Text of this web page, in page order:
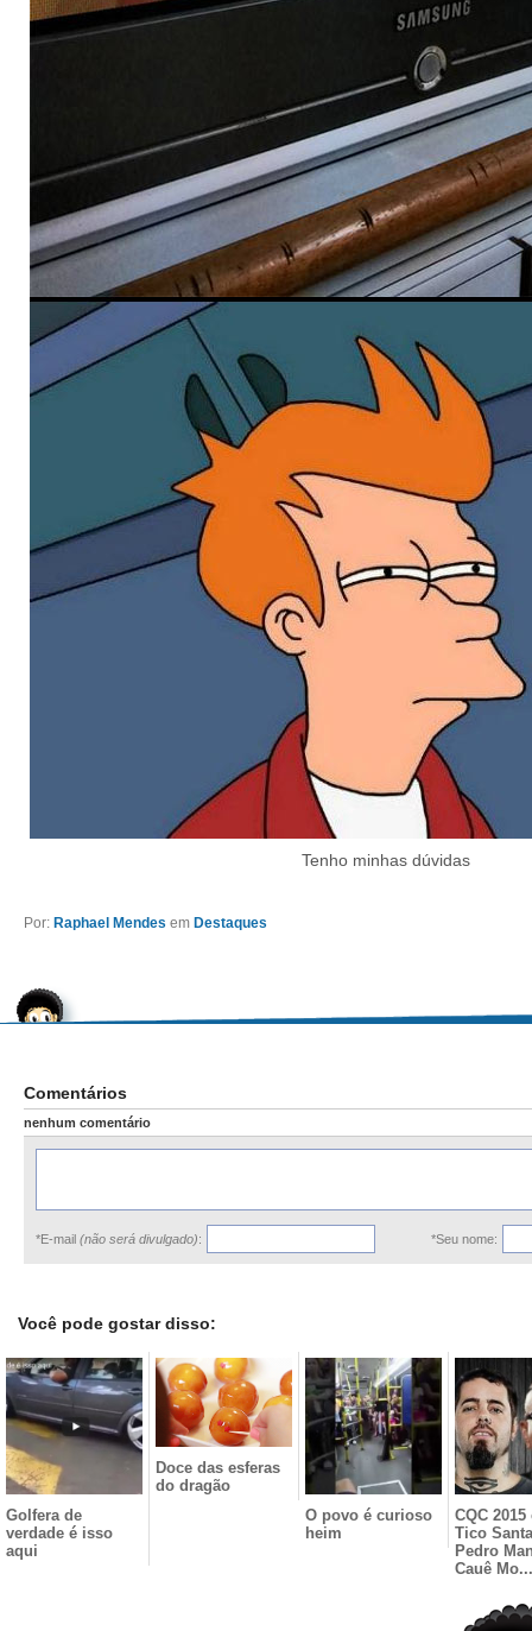
Tenho minhas dúvidas
Por: Raphael Mendes em Destaques
Comentários
nenhum comentário
*E-mail (não será divulgado): *Seu nome:
Você pode gostar disso:
Golfera de
verdade é isso
aqui
Doce das esferas
do dragão
O povo é curioso
heim
CQC
Tico
Pedro
Cauê Mo...